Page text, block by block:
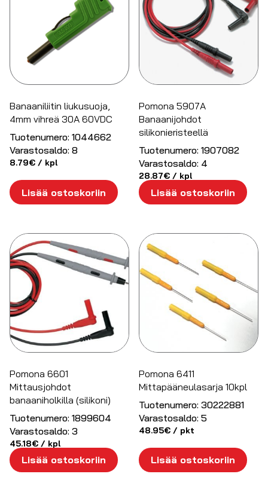
Banaaniliitin liukusuoja,
4mm vihreä 30A 60VDC
Tuotenumero: 1044662
Varastosaldo: 8
8.79€ / kpl
Lisää ostoskoriin
Pomona 5907A
Banaanijohdot
silikonieristeellä
Tuotenumero: 1907082
Varastosaldo: 4
28.87€ / kpl
Lisää ostoskoriin
Pomona 6601
Mittausjohdot
banaaniholkilla (silikoni)
Tuotenumero: 1899604
Varastosaldo: 3
45.18€ / kpl
Lisää ostoskoriin
Pomona 6411
Mittapääneulasarja 10kpl
Tuotenumero: 30222881
Varastosaldo: 5
48.95€ / pkt
Lisää ostoskoriin